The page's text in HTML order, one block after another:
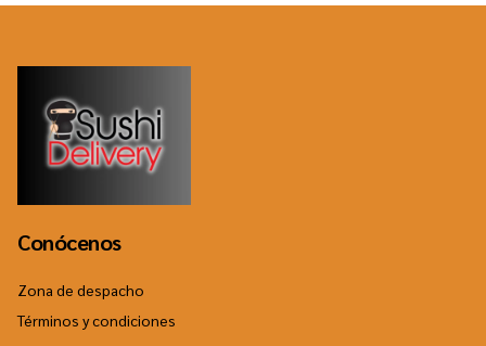
Conócenos
Zona de despacho
Términos y condiciones